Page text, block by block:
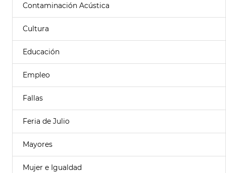
Contaminación Acústica
Cultura
Educación
Empleo
Fallas
Feria de Julio
Mayores
Mujer e Igualdad